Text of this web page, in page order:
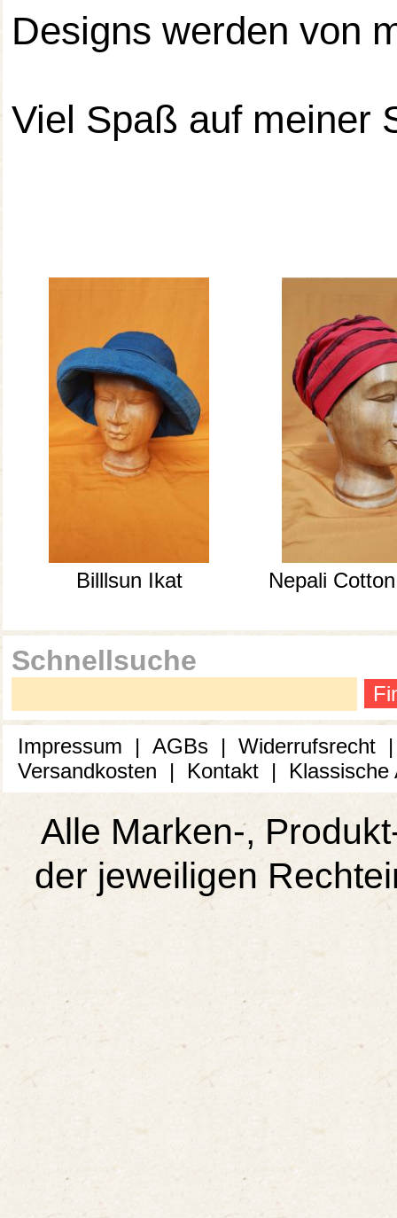
Designs werden von
Viel Spaß auf meiner
Billlsun Ikat Nepali
Schnellsuche
Impressum | AGBs | Widerrufsrecht
Versandkosten
| Kontakt |
Alle Marken-,
der jeweiligen